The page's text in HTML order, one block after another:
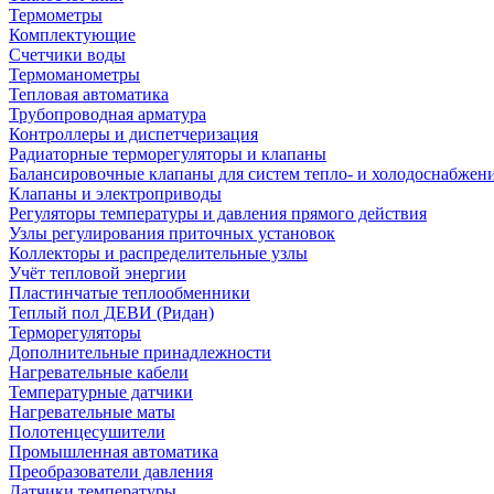
Термометры
Комплектующие
Счетчики воды
Термоманометры
Тепловая автоматика
Трубопроводная арматура
Контроллеры и диспетчеризация
Радиаторные терморегуляторы и клапаны
Балансировочные клапаны для систем тепло- и
Клапаны и электроприводы
Регуляторы температуры и давления прямого действия
Узлы регулирования приточных установок
Коллекторы и распределительные узлы
Учёт тепловой энергии
Пластинчатые теплообменники
Теплый пол ДЕВИ (Ридан)
Терморегуляторы
Дополнительные принадлежности
Нагревательные кабели
Температурные датчики
Нагревательные маты
Полотенцесушители
Промышленная автоматика
Преобразователи давления